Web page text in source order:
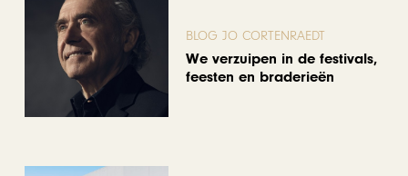
BLOG JO CORTENRAEDT
We verzuipen in de festivals,
feesten en braderieën